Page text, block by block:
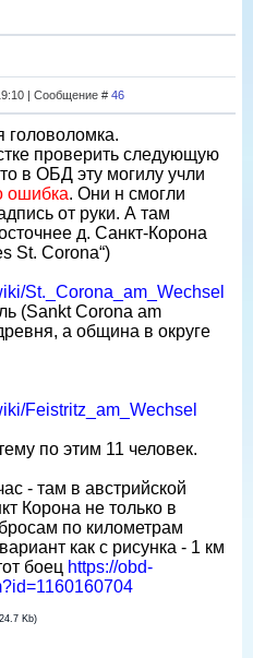
| Сообщение # 46
проверить следующую
в ОБД эту могилу учли
ошибка. Они н смогли
от руки. А там
д. Санкт-Корона
St. Corona“)
St._Corona_am_Wechsel
(Sankt Сorona am
а община в округе
Feistritz_am_Wechsel
по этим 11 человек.
- там в австрийской
Корона не только в
по километрам
как с рисунка - 1 км
боец https://obd-
Kb)